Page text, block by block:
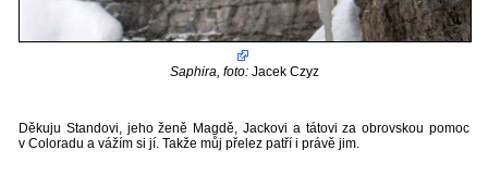
Saphira, foto: Jacek Czyz
Děkuju Standovi, jeho ženě Magdě, Jackovi a tátovi za obrovskou pomoc
v Coloradu a vážím si jí. Takže můj přelez patří i právě jim.